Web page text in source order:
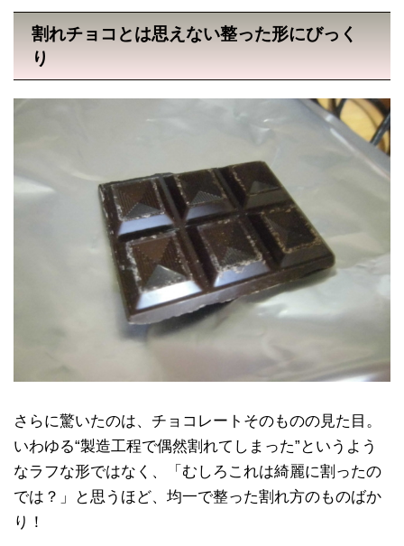
割れチョコとは思えない整った形にびっく
り
さらに驚いたのは、チョコレートそのものの見た目。
いわゆる“製造工程で偶然割れてしまった”というよう
なラフな形ではなく、「むしろこれは綺麗に割ったの
では？」と思うほど、均一で整った割れ方のものばか
り！